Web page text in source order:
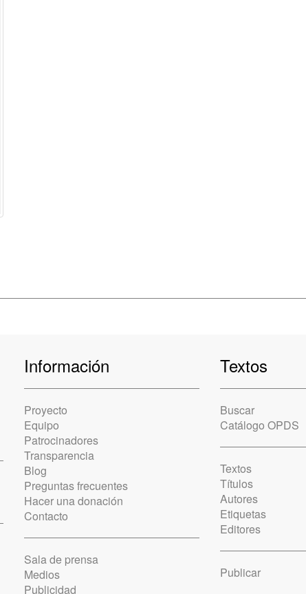
Información
Proyecto
Equipo
Patrocinadores
Transparencia
Blog
Preguntas frecuentes
Hacer una donación
Contacto
Sala de prensa
Medios
Publicidad
Textos
Buscar
Catálogo OPDS
Textos
Títulos
Autores
Etiquetas
Editores
Publicar